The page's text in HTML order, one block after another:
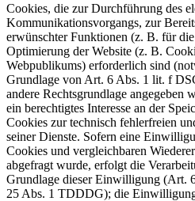
Cookies, die zur Durchführung des
Kommunikationsvorgangs, zur
erwünschter Funktionen (z. B. für
Optimierung der Website (z. B.
Webpublikums) erforderlich sind
Grundlage von Art. 6 Abs. 1 lit. f
andere Rechtsgrundlage angegeben
ein berechtigtes Interesse an der
Cookies zur technisch fehlerfreien
seiner Dienste. Sofern eine
Cookies und vergleichbaren
abgefragt wurde, erfolgt die
Grundlage dieser Einwilligung (Art.
25 Abs. 1 TDDDG); die